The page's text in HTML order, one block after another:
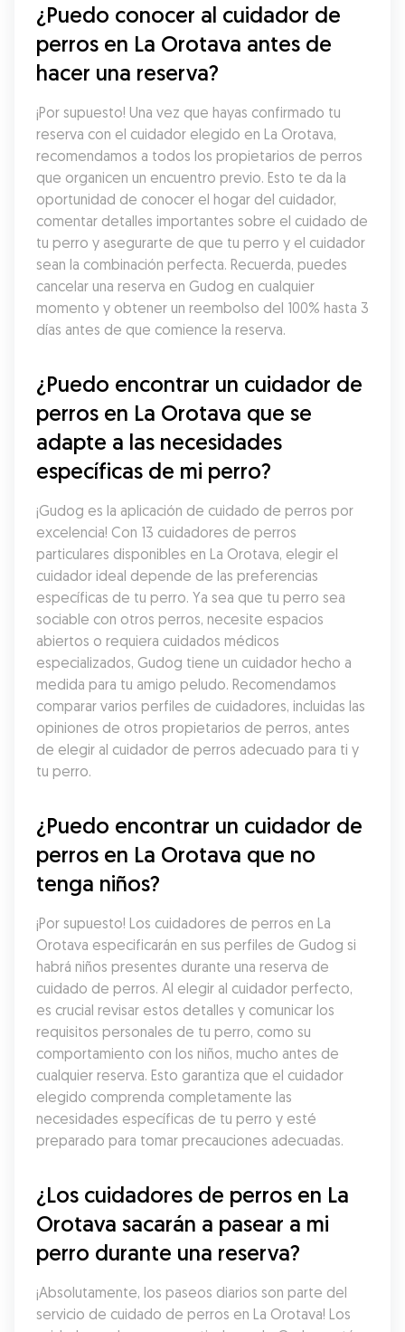
¿Puedo conocer al cuidador de
perros en La Orotava antes de
hacer una reserva?
¡Por supuesto! Una vez que hayas confirmado tu
reserva con el cuidador elegido en La Orotava,
recomendamos a todos los propietarios de perros
que organicen un encuentro previo. Esto te da la
oportunidad de conocer el hogar del cuidador,
comentar detalles importantes sobre el cuidado de
tu perro y asegurarte de que tu perro y el cuidador
sean la combinación perfecta. Recuerda, puedes
cancelar una reserva en Gudog en cualquier
momento y obtener un reembolso del 100% hasta 3
días antes de que comience la reserva.
¿Puedo encontrar un cuidador de
perros en La Orotava que se
adapte a las necesidades
específicas de mi perro?
¡Gudog es la aplicación de cuidado de perros por
excelencia! Con 13 cuidadores de perros
particulares disponibles en La Orotava, elegir el
cuidador ideal depende de las preferencias
específicas de tu perro. Ya sea que tu perro sea
sociable con otros perros, necesite espacios
abiertos o requiera cuidados médicos
especializados, Gudog tiene un cuidador hecho a
medida para tu amigo peludo. Recomendamos
comparar varios perfiles de cuidadores, incluidas las
opiniones de otros propietarios de perros, antes
de elegir al cuidador de perros adecuado para ti y
tu perro.
¿Puedo encontrar un cuidador de
perros en La Orotava que no
tenga niños?
¡Por supuesto! Los cuidadores de perros en La
Orotava especificarán en sus perfiles de Gudog si
habrá niños presentes durante una reserva de
cuidado de perros. Al elegir al cuidador perfecto,
es crucial revisar estos detalles y comunicar los
requisitos personales de tu perro, como su
comportamiento con los niños, mucho antes de
cualquier reserva. Esto garantiza que el cuidador
elegido comprenda completamente las
necesidades específicas de tu perro y esté
preparado para tomar precauciones adecuadas.
¿Los cuidadores de perros en La
Orotava sacarán a pasear a mi
perro durante una reserva?
¡Absolutamente, los paseos diarios son parte del
servicio de cuidado de perros en La Orotava! Los